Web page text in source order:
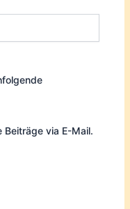
Beiträge via E-Mail.